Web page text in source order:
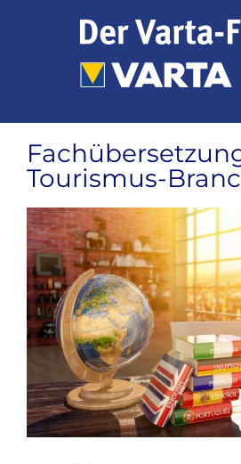
Tourismus-
Zeige
grösseres
Bild